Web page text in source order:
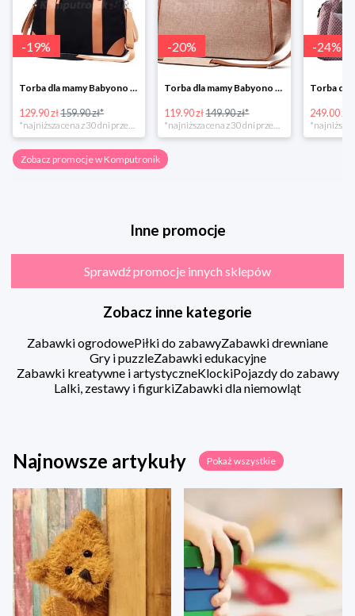
-19%
Torba dla mamy Babyono 1505/01 Comfort Icoinic 5/5
129.90 zł159.90 zł*
-20%
Torba dla mamy Babyono 1507/01 Comfort Chic w super cenie
119.90 zł149.90 zł*
-24%
249.00 zł
Zobacz promocje w Komputronik
Inne promocje
Sprawdź promocje innych sklepów
Zobacz inne kategorie
Zabawki ogrodowePiłki do zabawyZabawki drewniane
Gry i puzzleZabawki edukacyjne
Zabawki kreatywne i artystyczneKlockiPojazdy do zabawy
Lalki, zestawy i figurkiZabawki dla niemowląt
Najnowsze artykuły Pokaż wszystkie